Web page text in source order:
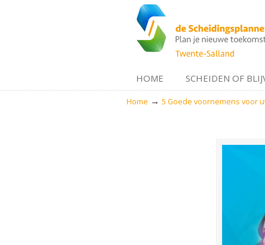
HOME SCHEIDEN OF
Navigation
Home → 5 Goede voornemens voor